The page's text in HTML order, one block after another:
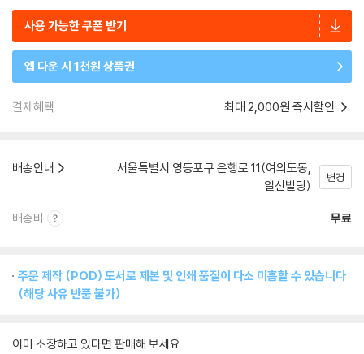
사용 가능한 쿠폰 받기
앱 다운 시 1천원 상품권
결제혜택 최대 2,000원 즉시할인
배송안내
서울특별시 영등포구 은행로 11(여의도동,
일신빌딩)
변경
배송비 무료
주문 제작 (POD) 도서로 제본 및 인쇄 품질이 다소 미흡할 수 있습니다
(해당 사유 반품 불가)
이미 소장하고 있다면 판매해 보세요.